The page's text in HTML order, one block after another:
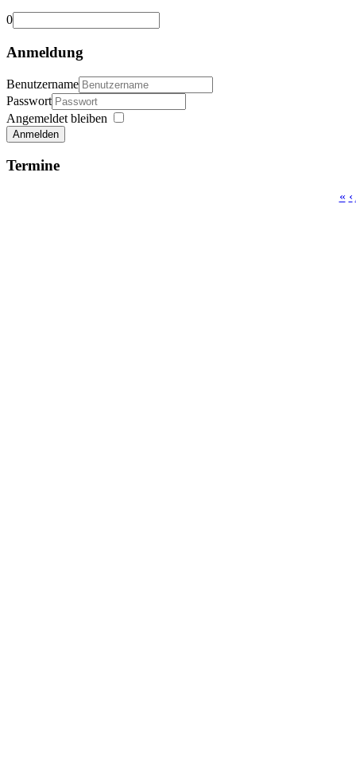
0
Anmeldung
Benutzername
Passwort
Angemeldet bleiben
Anmelden
Termine
« ‹